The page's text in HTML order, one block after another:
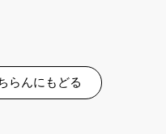
らんにもどる